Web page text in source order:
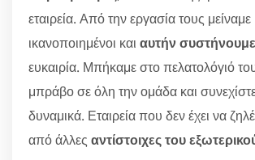
εταιρεία. Από την εργασία τους μείναμε
ικανοποιημένοι και αυτήν συστήνουμε
ευκαιρία. Μπήκαμε στο πελατολόγιό
μπράβο σε όλη την ομάδα και
δυναμικά. Εταιρεία που δεν έχει να
από άλλες αντίστοιχες του